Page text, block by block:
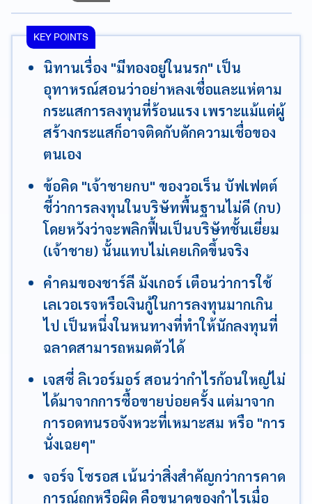
KEY POINTS
นิทานเรื่อง "มีทองอยู่ในนรก" เป็น
อุทาหรณ์สอนว่าอย่าหลงเชื่อและแห่ตาม
กระแสการลงทุนที่ร้อนแรง เพราะแม้แต่ผู้
สร้างกระแสก็อาจติดกับดักความเชื่อของ
ตนเอง
ข้อคิด "เจ้าชายกบ" ของวอเร็น บัฟเฟตต์
ชี้ว่าการลงทุนในบริษัทพื้นฐานไม่ดี (กบ)
โดยหวังว่าจะพลิกฟื้นเป็นบริษัทชั้นเยี่ยม
(เจ้าชาย) นั้นแทบไม่เคยเกิดขึ้นจริง
คำคมของชาร์ลี มังเกอร์ เตือนว่าการใช้
เลเวอเรจหรือเงินกู้ในการลงทุนมากเกิน
ไป เป็นหนึ่งในหนทางที่ทำให้นักลงทุนที่
ฉลาดสามารถหมดตัวได้
เจสซี่ ลิเวอร์มอร์ สอนว่ากำไรก้อนใหญ่ไม่
ได้มาจากการซื้อขายบ่อยครั้ง แต่มาจาก
การอดทนรอจังหวะที่เหมาะสม หรือ "การ
นั่งเฉยๆ"
จอร์จ โซรอส เน้นว่าสิ่งสำคัญกว่าการคาด
การณ์ถูกหรือผิด คือขนาดของกำไรเมื่อ